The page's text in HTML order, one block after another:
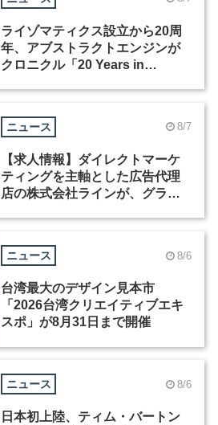
ライゾマティクス設立から20周
年、アブストラクトエンジンが
クロニクル「20 Years in
ニュース 8/7
【求人情報】ダイレクトマーケ
ティングを主軸とした広告代理
店の株式会社ラインが、グラフ
ニュース 8/6
台湾最大のデザイン見本市
「2026台湾クリエイティブエキ
スポ」が8月31日まで開催
ニュース 8/6
日本初上陸、ティム・バートン